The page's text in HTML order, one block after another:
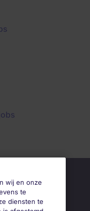
wij en onze
te
diensten te